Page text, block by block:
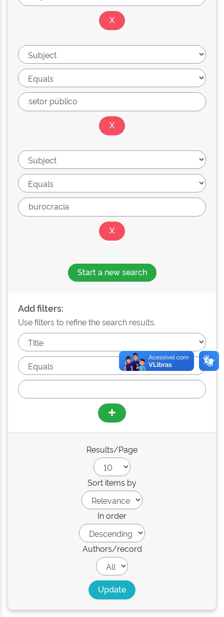
Start a new search
Add filters:
Use filters to refine the search results.
Results/Page
Sort items by
In order
Authors/record